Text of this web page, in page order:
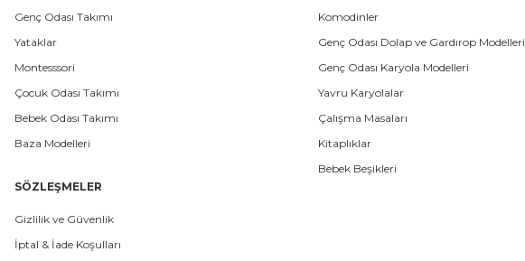
Genç Odası Takımı
Yataklar
Montesssori
Çocuk Odası Takımı
Bebek Odası Takımı
Baza Modelleri
Komodinler
Genç Odası Dolap ve Gardırop Modelleri
Genç Odası Karyola Modelleri
Yavru Karyolalar
Çalışma Masaları
Kitaplıklar
Bebek Beşikleri
SÖZLEŞMELER
Gizlilik ve Güvenlik
İptal & İade Koşulları